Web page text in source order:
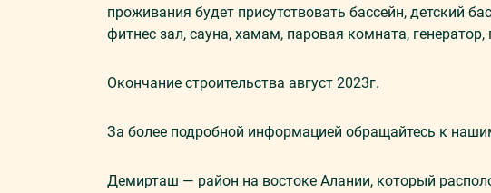
проживания будет присутствовать бассейн, детский
фитнес зал, сауна, хамам, паровая комната, генератор,
Окончание строительства август 2023г.
За более подробной информацией обращайтесь к
Демирташ — район на востоке Алании, который